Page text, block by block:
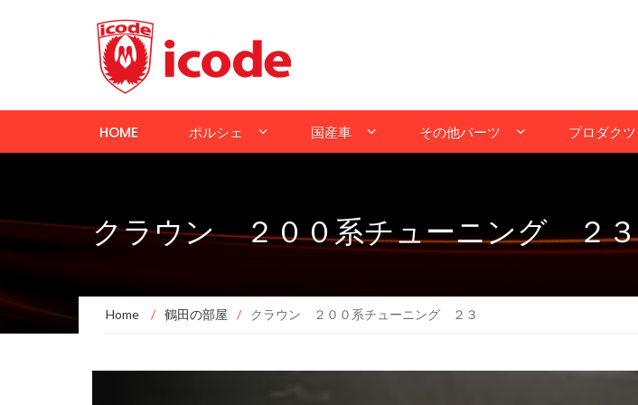
HOME ポルシェ 国産車 その他パーツ プロダクツ
クラウン ２００系チューニング ２３
Home / 鶴田の部屋 / クラウン ２００系チューニング ２３